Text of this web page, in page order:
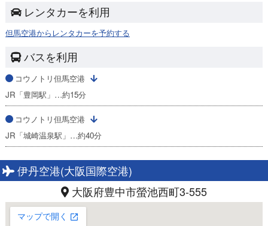
レンタカーを利用
但馬空港からレンタカーを予約する
バスを利用
コウノトリ但馬空港
JR「豊岡駅」…約15分
コウノトリ但馬空港
JR「城崎温泉駅」…約40分
伊丹空港(大阪国際空港)
大阪府豊中市螢池西町3-555